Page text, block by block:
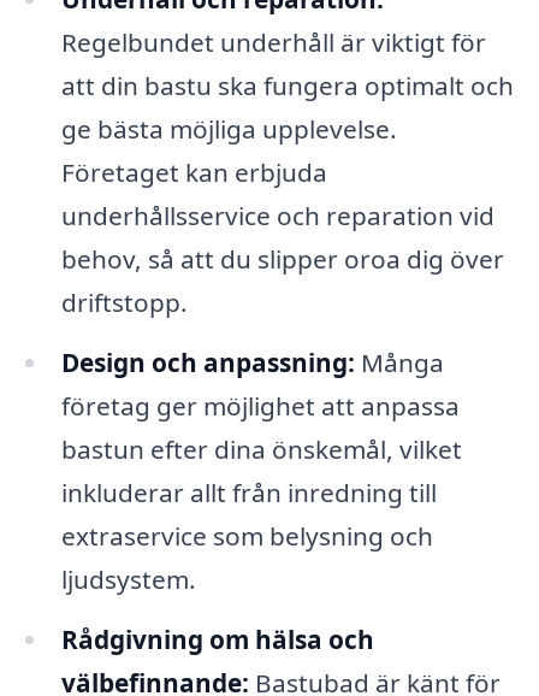
Regelbundet underhåll är viktigt för
att din bastu ska fungera optimalt och
ge bästa möjliga upplevelse.
Företaget kan erbjuda
underhållsservice och reparation vid
behov, så att du slipper oroa dig över
driftstopp.
Design och anpassning: Många
företag ger möjlighet att anpassa
bastun efter dina önskemål, vilket
inkluderar allt från inredning till
extraservice som belysning och
ljudsystem.
Rådgivning om hälsa och
välbefinnande: Bastubad är känt för